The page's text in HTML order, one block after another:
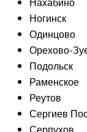
Ногинск
Одинцово
Орехово-
Подольск
Раменское
Реутов
Сергиев